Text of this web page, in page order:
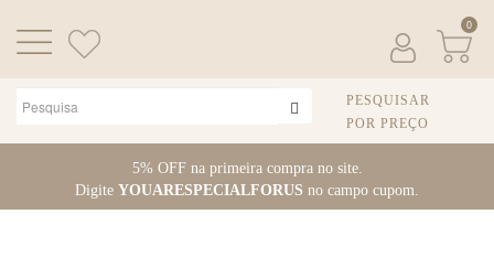
o
5% OFF na primeira compra no site.
Digite YOUARESPECIALFORUS no campo cupom.
0
PESQUISAR
POR PREÇO